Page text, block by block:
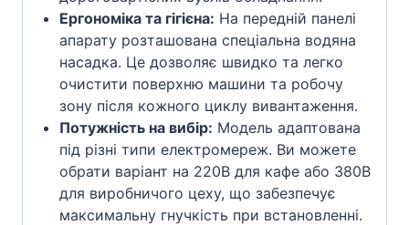
Ергономіка та гігієна: На передній панелі
апарату розташована спеціальна водяна
насадка. Це дозволяє швидко та легко
очистити поверхню машини та робочу
зону після кожного циклу вивантаження.
Потужність на вибір: Модель адаптована
під різні типи електромереж. Ви можете
обрати варіант на 220В для кафе або 380В
для виробничого цеху, що забезпечує
максимальну гнучкість при встановленні.